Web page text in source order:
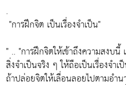
.
"การฝึกจิต เป็นเรื่องจำเป็น"
" .. "การฝึกจิตให้เข้าถึงความสงบนี้
สิ่งจำเป็นจริง ๆ ให้ถือเป็นเรื่องจำเ
ถ้าปล่อยจิตให้เลื่อนลอยไปตามอำน